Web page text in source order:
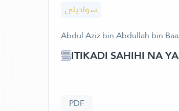
سواحيلي
Abdul Aziz bin Abdullah bin
ITIKADI SAHIHI NA
PDF